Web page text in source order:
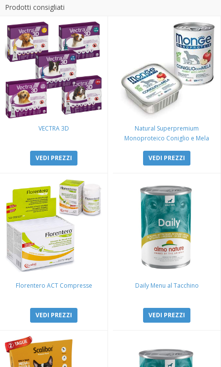
Prodotti consigliati
VECTRA 3D
VEDI PREZZI
Natural Superpremium
Monoproteico Coniglio e Mela
VEDI PREZZI
Florentero ACT Compresse
VEDI PREZZI
Daily Menu al Tacchino
VEDI PREZZI